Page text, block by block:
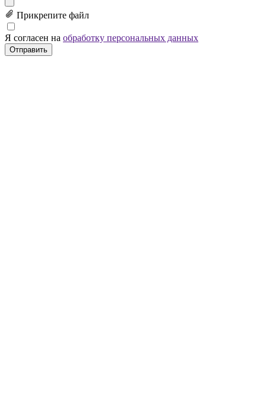
Прикрепите файл
Я согласен на обработку персональных данных